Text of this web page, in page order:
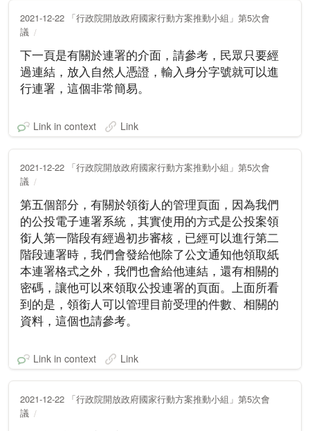
2021-12-22 「行政院開放政府國家行動方案推動小組」第5次會
議
下一頁是有關於連署的介面，請參考，民眾只要經
過連結，放入自然人憑證，輸入身分字號就可以進
行連署，這個非常簡易。
Link in context Link
2021-12-22 「行政院開放政府國家行動方案推動小組」第5次會
議
第五個部分，有關於領銜人的管理頁面，因為我們
的公投電子連署系統，其實使用的方式是公投案領
銜人第一階段有經過初步審核，已經可以進行第二
階段連署時，我們會發給他除了公文通知他領取紙
本連署格式之外，我們也會給他連結，還有相關的
密碼，讓他可以來領取公投連署的頁面。上面所看
到的是，領銜人可以管理目前受理的件數、相關的
資料，這個也請參考。
Link in context Link
2021-12-22 「行政院開放政府國家行動方案推動小組」第5次會
議